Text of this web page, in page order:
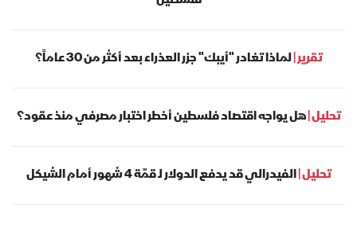
تقرير |لماذا تغادر "أيبك" جزر العذراء بعد أكثر من 30 عاماً؟
تحليل |هل يواجه اقتصاد فلسطين أخطر اختبار مصرفي منذ عقود؟
تحليل |الفيدرالي قد يدفع الدولار لـ قمّة 4 شهور أمام الشيكل